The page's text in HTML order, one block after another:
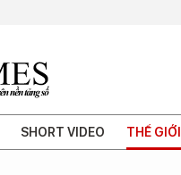
SHORT VIDEO THẾ GIỚI